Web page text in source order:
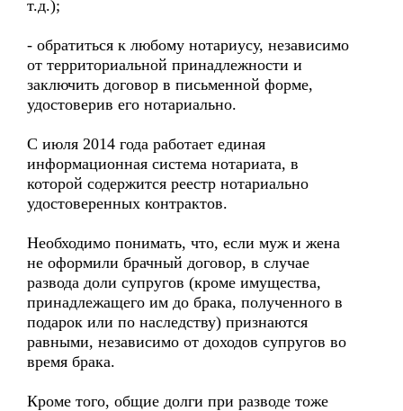
т.д.);
- обратиться к любому нотариусу, независимо
от территориальной принадлежности и
заключить договор в письменной форме,
удостоверив его нотариально.
С июля 2014 года работает единая
информационная система нотариата, в
которой содержится реестр нотариально
удостоверенных контрактов.
Необходимо понимать, что, если муж и жена
не оформили брачный договор, в случае
развода доли супругов (кроме имущества,
принадлежащего им до брака, полученного в
подарок или по наследству) признаются
равными, независимо от доходов супругов во
время брака.
Кроме того, общие долги при разводе тоже